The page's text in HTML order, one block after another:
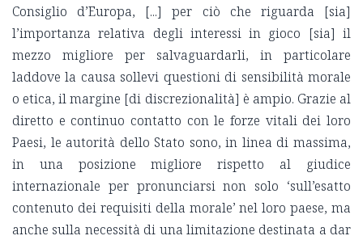
Consiglio d’Europa, [...] per ciò che riguarda [sia]
l’importanza relativa degli interessi in gioco [sia] il
mezzo migliore per salvaguardarli, in particolare
laddove la causa sollevi questioni di sensibilità morale
o etica, il margine [di discrezionalità] è ampio. Grazie al
diretto e continuo contatto con le forze vitali dei loro
Paesi, le autorità dello Stato sono, in linea di massima,
in una posizione migliore rispetto al giudice
internazionale per pronunciarsi non solo ‘sull’esatto
contenuto dei requisiti della morale’ nel loro paese, ma
anche sulla necessità di una limitazione destinata a dar